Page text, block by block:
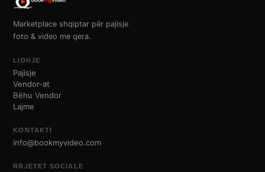
Marketplace shqiptar për pajisje
foto & video me qera.
LIDHJE
Pajisje
Vendor-at
Bëhu Vendor
Lajme
KONTAKTI
info@bookmyvideo.com
RRJETET SOCIALE